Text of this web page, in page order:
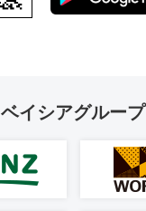
ベイシアグループ